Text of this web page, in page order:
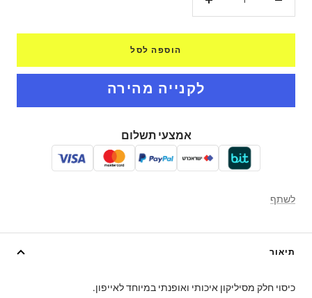
הגדל
הוספה לסל
אמצעי תשלום
לשתף
תיאור
כיסוי חלק מסיליקון איכותי ואופנתי במיוחד לאייפון.